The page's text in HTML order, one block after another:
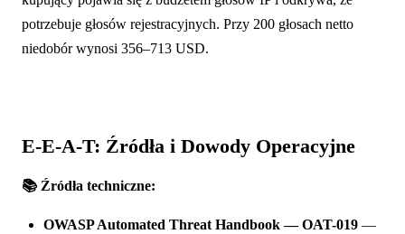
potrzebuje głosów rejestracyjnych. Przy 200 głosach netto
niedobór wynosi 356–713 USD.
E-E-A-T: Źródła i Dowody Operacyjne
📚 Źródła techniczne:
OWASP Automated Threat Handbook — OAT-019 —